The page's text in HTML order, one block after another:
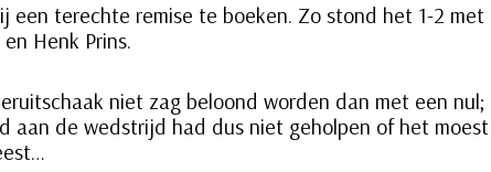
een terechte remise te boeken. Zo stond het 1-2 met
Henk Prins.
niet zag beloond worden dan met een nul;
aan de wedstrijd had dus niet geholpen of het moest